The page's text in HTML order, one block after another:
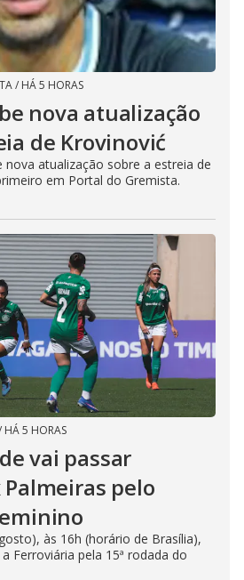
/ HÁ 5 HORAS
nova atualização
de Krovinović
nova atualização sobre a estreia de
em Portal do Gremista.
HÁ 5 HORAS
vai passar
pelo
às 16h (horário de Brasília),
Ferroviária pela 15ª rodada do